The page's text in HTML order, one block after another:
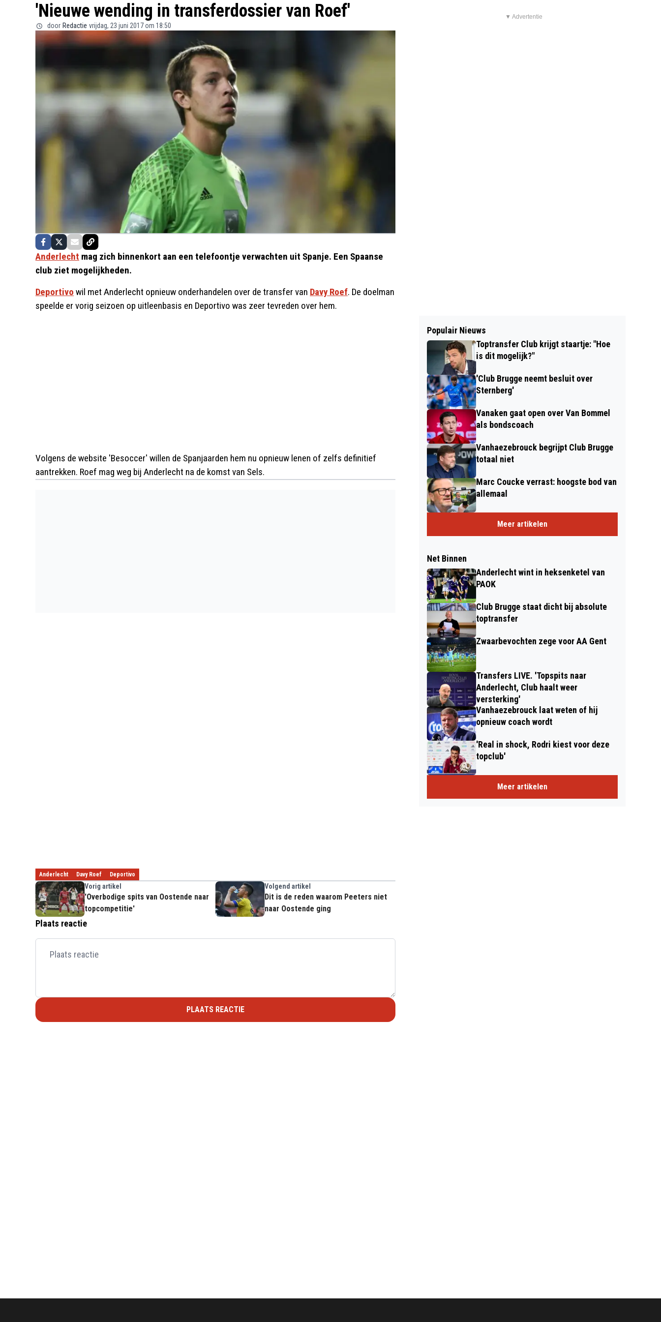
'Nieuwe wending in transferdossier van Roef'
door Redactie vrijdag, 23 juni 2017 om 18:50
Anderlecht mag zich binnenkort aan een telefoontje verwachten uit Spanje. Een Spaanse
club ziet mogelijkheden.
Deportivo wil met Anderlecht opnieuw onderhandelen over de transfer van Davy Roef. De doelman
speelde er vorig seizoen op uitleenbasis en Deportivo was zeer tevreden over hem.
Volgens de website 'Besoccer' willen de Spanjaarden hem nu opnieuw lenen of zelfs definitief
aantrekken. Roef mag weg bij Anderlecht na de komst van Sels.
Anderlecht Davy Roef Deportivo
Vorig artikel
'Overbodige spits van Oostende naar
topcompetitie'
Volgend artikel
Dit is de reden waarom Peeters niet
naar Oostende ging
Plaats reactie
PLAATS REACTIE
▼ Advertentie
Populair Nieuws
Toptransfer Club krijgt staartje: "Hoe
is dit mogelijk?"
'Club Brugge neemt besluit over
Sternberg'
Vanaken gaat open over Van Bommel
als bondscoach
Vanhaezebrouck begrijpt Club Brugge
totaal niet
Marc Coucke verrast: hoogste bod van
allemaal
Meer artikelen
Net Binnen
Anderlecht wint in heksenketel van
PAOK
Club Brugge staat dicht bij absolute
toptransfer
Zwaarbevochten zege voor AA Gent
Transfers LIVE. 'Topspits naar
Anderlecht, Club haalt weer
versterking'
Vanhaezebrouck laat weten of hij
opnieuw coach wordt
'Real in shock, Rodri kiest voor deze
topclub'
Meer artikelen